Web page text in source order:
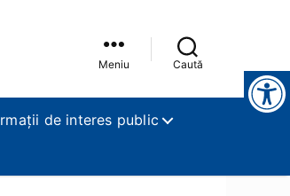
Meniu Caută
de interes public
Instrumente pentru accesibilitate